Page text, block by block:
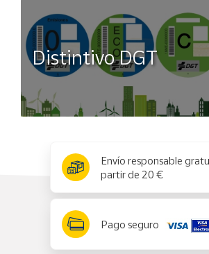
Distintivo DGT
Envío responsable
partir de 20 €
Pago seguro